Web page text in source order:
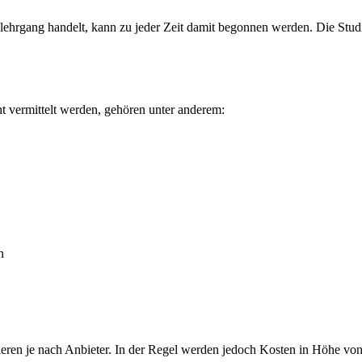
handelt, kann zu jeder Zeit damit begonnen werden. Die
vermittelt werden, gehören unter anderem:
je nach Anbieter. In der Regel werden jedoch Kosten in Höhe